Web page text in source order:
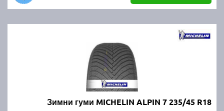
Зимни гуми MICHELIN ALPIN 7 235/45 R18